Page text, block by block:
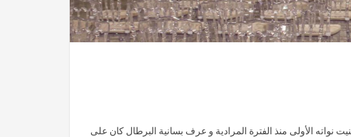
نواته الأولى منذ الفترة المرادية و عرف بسانية البرطال كان على